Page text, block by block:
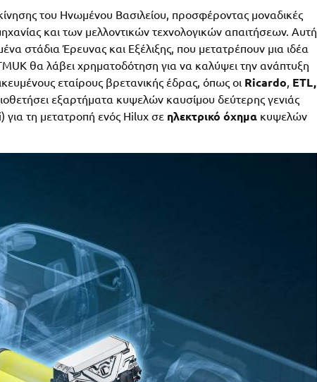
του Ηνωμένου Βασιλείου, προσφέροντας μοναδικές
και των μελλοντικών τεχνολογικών απαιτήσεων. Αυτή
στάδια Έρευνας και Εξέλιξης, που μετατρέπουν μια ιδέα
θα λάβει χρηματοδότηση για να καλύψει την ανάπτυξη
εταίρους βρετανικής έδρας, όπως οι Ricardo, ETL,
εξαρτήματα κυψελών καυσίμου δεύτερης γενιάς
για τη μετατροπή ενός Hilux σε ηλεκτρικό όχημα κυψελών